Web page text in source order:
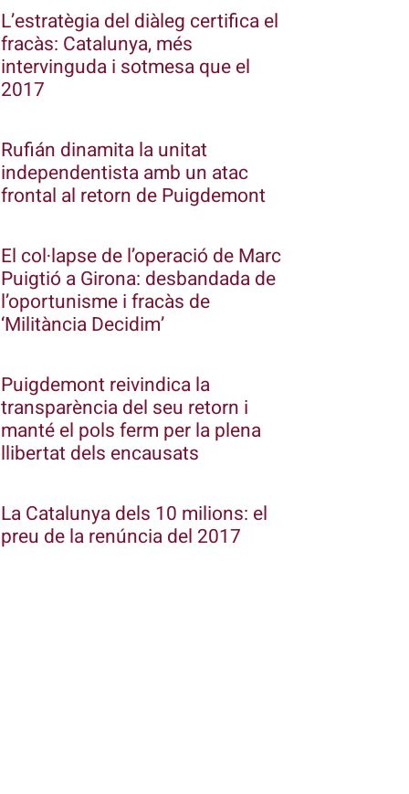
L’estratègia del diàleg certifica el
fracàs: Catalunya, més
intervinguda i sotmesa que el
2017
Rufián dinamita la unitat
independentista amb un atac
frontal al retorn de Puigdemont
El col·lapse de l’operació de Marc
Puigtió a Girona: desbandada de
l’oportunisme i fracàs de
‘Militància Decidim’
Puigdemont reivindica la
transparència del seu retorn i
manté el pols ferm per la plena
llibertat dels encausats
La Catalunya dels 10 milions: el
preu de la renúncia del 2017